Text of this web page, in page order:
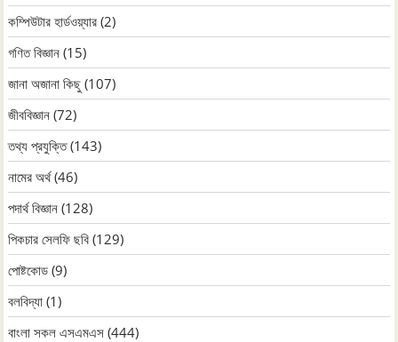
কম্পিউটার হার্ডওয়্যার (2)
গণিত বিজ্ঞান (15)
জানা অজানা কিছু (107)
জীববিজ্ঞান (72)
তথ্য প্রযুক্তি(143)
নামের অর্থ(46)
পদার্থ বিজ্ঞান (128)
পিকচার সেলফি ছবি (129)
পোষ্টকোড (9)
বলবিদ্যা (1)
বাংলা সকল এসএমএস (444)